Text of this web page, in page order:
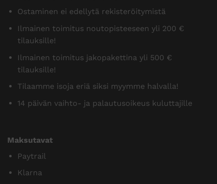
Ostaminen ei edellytä rekisteröitymistä
Ilmainen toimitus noutopisteeseen yli 200 €
tilauksille!
Ilmainen toimitus jakopakettina yli 500 €
tilauksille!
Tilaamme isoja eriä siksi myymme halvalla!
14 päivän vaihto- ja palautusoikeus kuluttajille
Maksutavat
Paytrail
Klarna